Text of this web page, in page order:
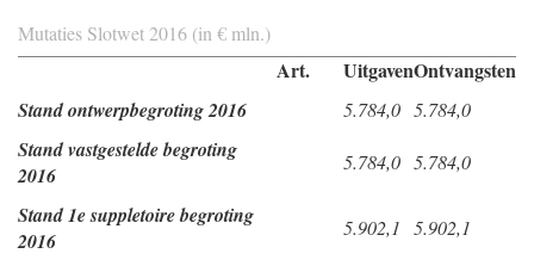
Mutaties Slotwet 2016 (in € mln.)
Art. UitgavenOntvangsten
Stand ontwerpbegroting 2016 5.784,0 5.784,0
Stand vastgestelde begroting
2016
5.784,0 5.784,0
Stand 1e suppletoire begroting
2016
5.902,1 5.902,1